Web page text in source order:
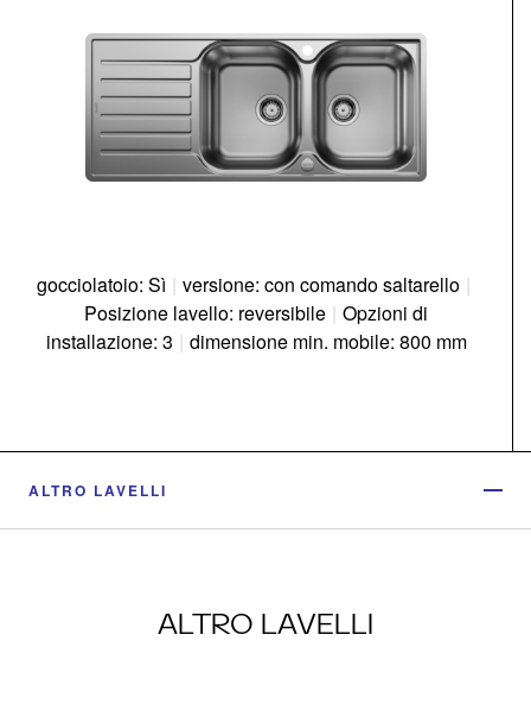
gocciolatoio: Sì | versione: con comando saltarello |
Posizione lavello: reversibile | Opzioni di
installazione: 3 | dimensione min. mobile: 800 mm
ALTRO LAVELLI
ALTRO LAVELLI